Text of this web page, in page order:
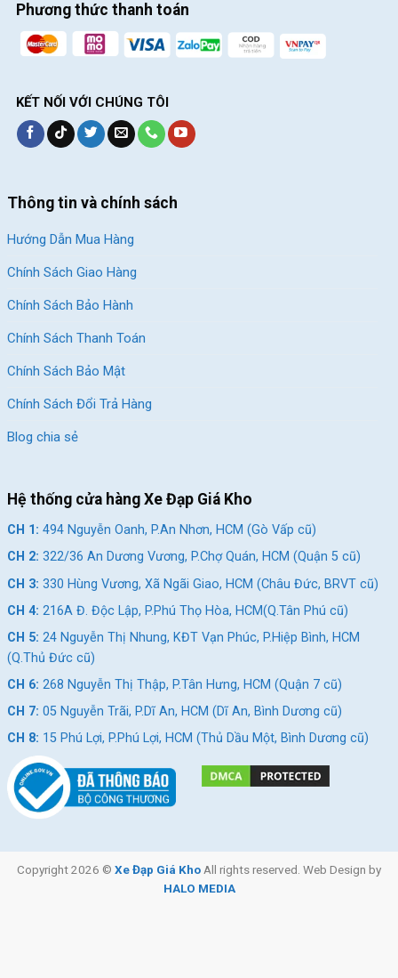
Phương thức thanh toán
KẾT NỐI VỚI CHÚNG TÔI
Thông tin và chính sách
Hướng Dẫn Mua Hàng
Chính Sách Giao Hàng
Chính Sách Bảo Hành
Chính Sách Thanh Toán
Chính Sách Bảo Mật
Chính Sách Đổi Trả Hàng
Blog chia sẻ
Hệ thống cửa hàng Xe Đạp Giá Kho
CH 1: 494 Nguyễn Oanh, P.An Nhơn, HCM (Gò Vấp cũ)
CH 2: 322/36 An Dương Vương, P.Chợ Quán, HCM (Quận 5 cũ)
CH 3: 330 Hùng Vương, Xã Ngãi Giao, HCM (Châu Đức, BRVT cũ)
CH 4: 216A Đ. Độc Lập, P.Phú Thọ Hòa, HCM(Q.Tân Phú cũ)
CH 5: 24 Nguyễn Thị Nhung, KĐT Vạn Phúc, P.Hiệp Bình, HCM
(Q.Thủ Đức cũ)
CH 6: 268 Nguyễn Thị Thập, P.Tân Hưng, HCM (Quận 7 cũ)
CH 7: 05 Nguyễn Trãi, P.Dĩ An, HCM (Dĩ An, Bình Dương cũ)
CH 8: 15 Phú Lợi, P.Phú Lợi, HCM (Thủ Dầu Một, Bình Dương cũ)
Copyright 2026 © Xe Đạp Giá Kho All rights reserved. Web Design by
HALO MEDIA